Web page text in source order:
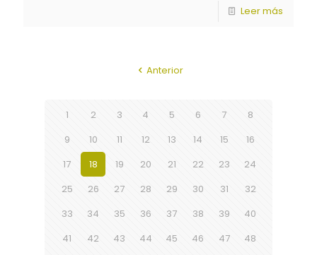
Leer más
Anterior
1 2 3 4 5 6 7
8
9
10 11 12 13 14 15
16
17
18 19 20 21 22 23
24
25
26 27 28 29 30 31
32
33
34 35 36 37 38 39
40
41
42 43 44 45 46 47
48